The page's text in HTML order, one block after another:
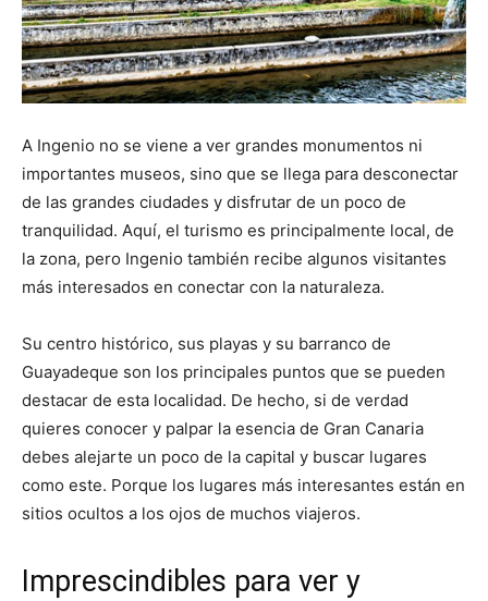
A Ingenio no se viene a ver grandes monumentos ni
importantes museos, sino que se llega para desconectar
de las grandes ciudades y disfrutar de un poco de
tranquilidad. Aquí, el turismo es principalmente local, de
la zona, pero Ingenio también recibe algunos visitantes
más interesados en conectar con la naturaleza.
Su centro histórico, sus playas y su barranco de
Guayadeque son los principales puntos que se pueden
destacar de esta localidad. De hecho, si de verdad
quieres conocer y palpar la esencia de Gran Canaria
debes alejarte un poco de la capital y buscar lugares
como este. Porque los lugares más interesantes están en
sitios ocultos a los ojos de muchos viajeros.
Imprescindibles para ver y